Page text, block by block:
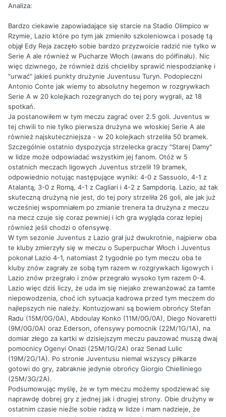
Analiza:
Bardzo ciekawie zapowiadające się starcie na Stadio Olimpico w
Rzymie, Lazio które po tym jak zmieniło szkoleniowca i posadę tą
objął Edy Reja zaczęło sobie bardzo przyzwoicie radzić nie tylko w
Serie A ale również w Pucharze Włoch (awans do półfinału). Nic
więc dziwnego, że również dziś chcieliby sprawić niespodziankę i
"urwać" jakieś punkty drużynie Juventusu Turyn. Podopieczni
Antonio Conte jak wiemy to absolutny hegemon w rozgrywkach
Serie A w 20 kolejkach rozegranych do tej pory wygrali, aż 18
spotkań.
Ja postanowiłem w tym meczu zagrać over 2.5 goli. Juventus w
tej chwili to nie tylko pierwsza drużyna we włoskiej Serie A ale
również najskuteczniejsza - w 20 kolejkach strzeliła 50 bramek.
Szczególnie ostatnio dyspozycja strzelecka graczy "Starej Damy"
w lidze może odpowiadać wszystkim jej fanom. Otóż w 5
ostatnich meczach ligowych Juventus strzelił 19 bramek,
odpowiednio notując następujące wyniki: 4-0 z Sassuolo, 4-1 z
Atalantą, 3-0 z Romą, 4-1 z Cagliari i 4-2 z Sampdorią. Lazio, aż tak
skuteczną drużyną nie jest, do tej pory strzeliła 26 goli, ale jak już
wcześniej wspomniałem po zmianie trenera ta drużyna z meczu
na mecz czuje się coraz pewniej i ich gra wygląda coraz lepiej
również jeśli chodzi o ofensywę.
W tym sezonie Juventus z Lazio grał już dwukrotnie, najpierw oba
te kluby zmierzyły się w meczu o Superpuchar Włoch i Juventus
pokonał Lazio 4-1, natomiast 2 tygodnie po tym meczu oba te
kluby znów zagrały ze sobą tym razem w rozgrywkach ligowych i
Lazio znów przegrało i znów przegrało wysoko tym razem 0-4.
Lazio więc dziś liczy, że uda im się niejako zrewanżować za tamte
niepowodzenia, choć ich sytuacja kadrowa przed tym meczem do
najlepszych nie należy. Kontuzjowani są bowiem obrońcy Stefan
Radu (15M/0G/0A), Abdoulay Konko (11M/0G/0A), Diego Novaretti
(9M/0G/0A) oraz Ederson, ofensywy pomocnik (22M/1G/1A), na
domiar złego za kartki w dzisiejszym meczu pauzować muszą dwaj
pomocnicy Ogenyi Onazi (25M/1G/2A) oraz Senad Lulic
(19M/2G/1A). Po stronie Juventusu niemal wszyscy piłkarze
gotowi do gry, zabraknie jedynie obrońcy Giorgio Chielliniego
(25M/3G/2A).
Podsumowując myślę, że w tym meczu możemy spodziewać się
naprawdę dobrej gry z jednej jak i drugiej strony. Obie drużyny w
ostatnim czasie nieźle sobie radzą w lidze i mam nadzieje, że